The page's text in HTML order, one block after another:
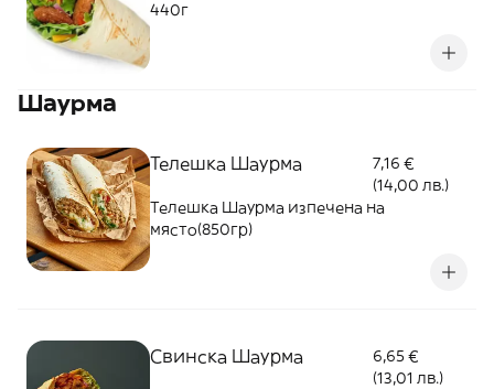
440г
Шаурма
Телешка Шаурма
7,16 €
(14,00 лв.)
Телешка Шаурма изпечена на
място(850гр)
Свинска Шаурма
6,65 €
(13,01 лв.)